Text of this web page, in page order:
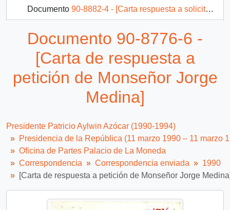
Documento 90-8882-4 - [Carta respuesta a solicitud de deudores habitacionales]
Documento 90-8891-4 - [Carta de agradecimiento]
1212 más...
Documento 90-8776-6 -
[Carta de respuesta a
petición de Monseñor Jorge
Medina]
Presidente Patricio Aylwin Azócar (1990-1994)
Presidencia de la República (11 marzo 1990 – 11 marzo
Oficina de Partes Palacio de La Moneda
Correspondencia
Correspondencia enviada
1990
[Carta de respuesta a petición de Monseñor Jorge